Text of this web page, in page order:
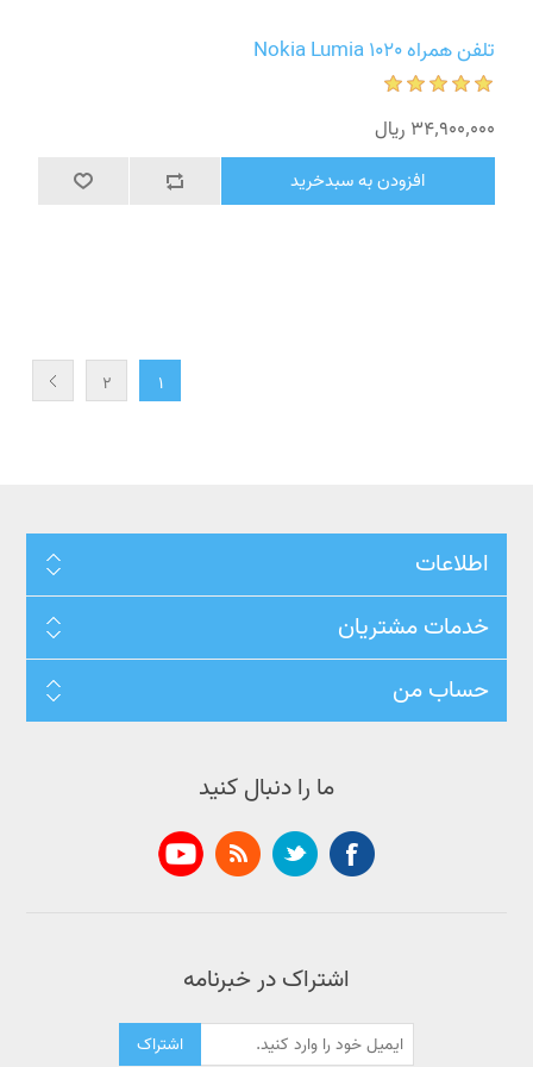
تلفن همراه Nokia Lumia 1020
34٬900٬000 ریال
افزودن به سبدخرید
1
2
اطلاعات
خدمات مشتریان
حساب من
ما را دنبال کنید
اشتراک در خبرنامه
اشتراک